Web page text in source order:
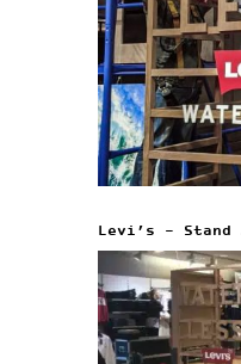
Levi’s – Stand